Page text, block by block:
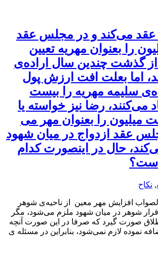
عقد می‌کند و در مجلس عقد
را بعنوان مهریه تعیین
گذشت چندین سال اراده‌ی
اما بعلت افت ارزش پول
سلیمه مهریه را بیست
می‌کنند، رضا نیز خواسته یا
میلیون را بعنوان مهر می‌
عقد ازدواج در میان شهود
حال در اینصورت کدام
است؟
, نکاح
افزایش مهر معین از ناحیه‌ی شوهر
شوهر در میان شهود ملزم می‌شود، مگر
طلاق صورت گیرد که صرفا در این صورت آنچه
نموده لازم نمی‌شود، بنا‌براین در مسئله ی